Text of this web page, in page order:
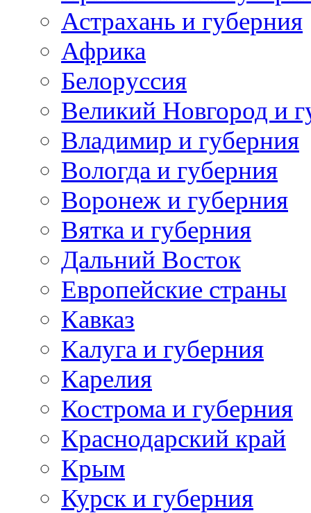
Астрахань и губерния
Африка
Белоруссия
Великий Новгород и
Владимир и губерния
Вологда и губерния
Воронеж и губерния
Вятка и губерния
Дальний Восток
Европейские страны
Кавказ
Калуга и губерния
Карелия
Кострома и губерния
Краснодарский край
Крым
Курск и губерния